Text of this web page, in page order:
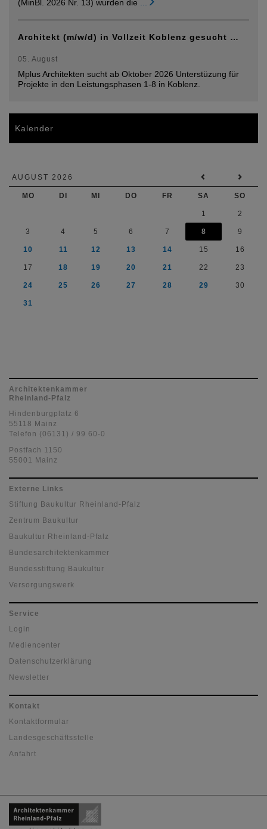
(MinBl. 2026 Nr. 13) wurden die
Architekt (m/w/d) in Vollzeit Koblenz gesucht …
05. August
Mplus Architekten sucht ab Oktober 2026 Unterstüzung für
Projekte in den Leistungsphasen 1-8 in Koblenz.
Kalender
AUGUST 2026
MO DI MI DO FR SA SO
1 2
3 4 5 6 7 8 9
10 11 12 13 14 15 16
17 18 19 20 21 22 23
24 25 26 27 28 29 30
31
Architektenkammer
Rheinland-Pfalz
Hindenburgplatz 6
55118 Mainz
Telefon (06131) / 99 60-0
Postfach 1150
55001 Mainz
Externe Links
Stiftung Baukultur Rheinland-Pfalz
Zentrum Baukultur
Baukultur Rheinland-Pfalz
Bundesarchitektenkammer
Bundesstiftung Baukultur
Versorgungswerk
Service
Login
Mediencenter
Datenschutzerklärung
Newsletter
Kontakt
Kontaktformular
Landesgeschäftsstelle
Anfahrt